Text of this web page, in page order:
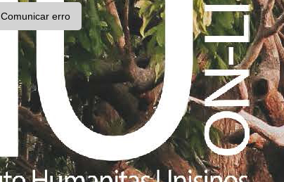
Comunicar erro